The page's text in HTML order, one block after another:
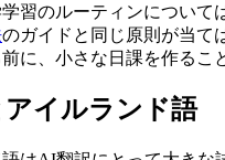
習のルーティンについて
のガイドと同じ原則が当て
に、小さな日課を作るこ
イルランド語